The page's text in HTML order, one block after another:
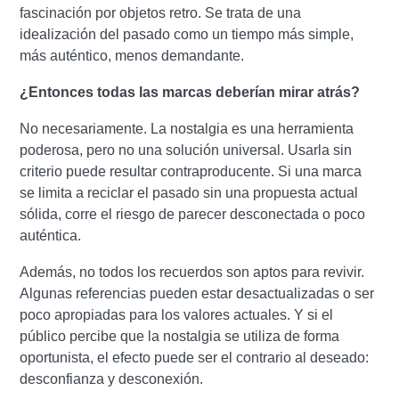
fascinación por objetos retro. Se trata de una
idealización del pasado como un tiempo más simple,
más auténtico, menos demandante.
¿Entonces todas las marcas deberían mirar atrás?
No necesariamente. La nostalgia es una herramienta
poderosa, pero no una solución universal. Usarla sin
criterio puede resultar contraproducente. Si una marca
se limita a reciclar el pasado sin una propuesta actual
sólida, corre el riesgo de parecer desconectada o poco
auténtica.
Además, no todos los recuerdos son aptos para revivir.
Algunas referencias pueden estar desactualizadas o ser
poco apropiadas para los valores actuales. Y si el
público percibe que la nostalgia se utiliza de forma
oportunista, el efecto puede ser el contrario al deseado:
desconfianza y desconexión.